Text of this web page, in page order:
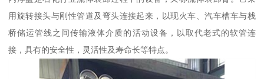
用旋转接头与刚性管道及弯头连接起来，以现火车、汽车槽车与栈
桥储运管线之间传输液体介质的活动设备，以取代老式的软管连
接，具有的安全性，灵活性及寿命长等特点。